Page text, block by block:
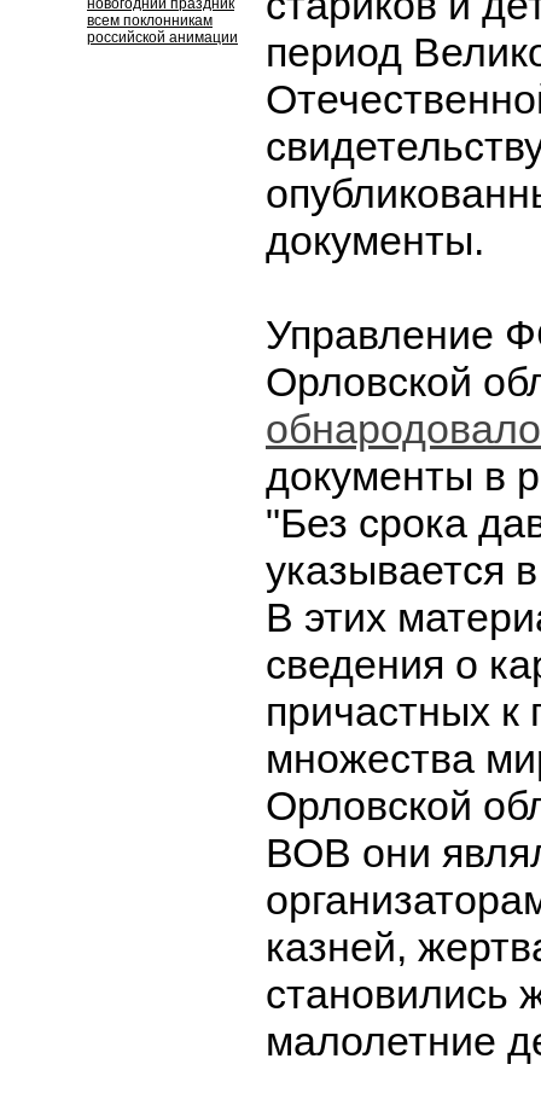
новогодний праздник
всем поклонникам
российской анимации
период
документы.
Управление
Орловской
обнародовало
документы в
"Без срока
указывается
В этих
сведения о
причастных к
множества
Орловской
ВОВ они
казней,
становились
малолетние